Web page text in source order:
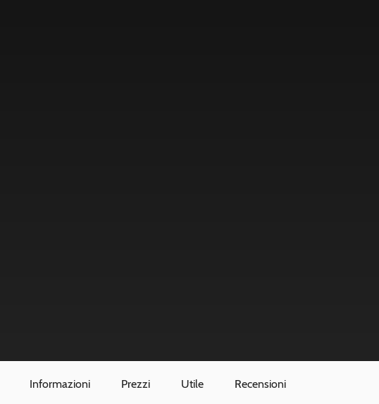
Informazioni Prezzi Utile Recensioni